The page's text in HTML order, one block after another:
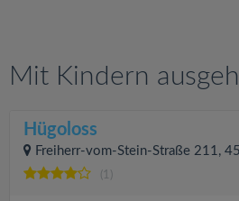
Mit Kindern
Hügoloss
Freiherr-vom-Stein-Straße 211,
(1)